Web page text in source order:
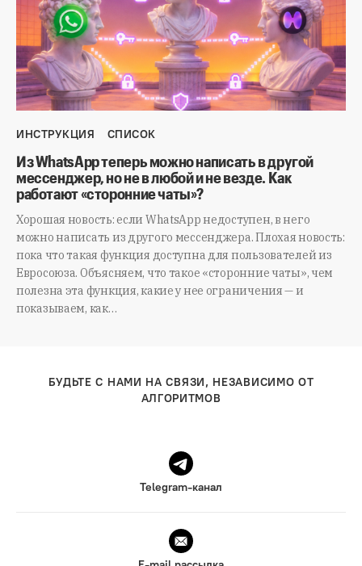
ИНСТРУКЦИЯ СПИСОК
Из WhatsApp теперь можно написать в другой
мессенджер, но не в любой и не везде. Как
работают «сторонние чаты»?
Хорошая новость: если WhatsApp недоступен, в него
можно написать из другого мессенджера. Плохая новость:
пока что такая функция доступна для пользователей из
Евросоюза. Объясняем, что такое «сторонние чаты», чем
полезна эта функция, какие у нее ограничения — и
показываем, как…
БУДЬТЕ С НАМИ НА СВЯЗИ, НЕЗАВИСИМО ОТ
АЛГОРИТМОВ
Telegram-канал